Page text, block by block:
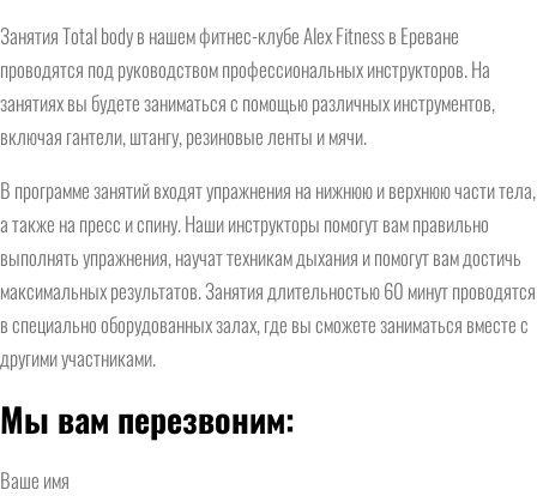
Занятия Total body в нашем фитнес-клубе Alex Fitness в Ереване
проводятся под руководством профессиональных инструкторов. На
занятиях вы будете заниматься с помощью различных инструментов,
включая гантели, штангу, резиновые ленты и мячи.
В программе занятий входят упражнения на нижнюю и верхнюю части тела,
а также на пресс и спину. Наши инструкторы помогут вам правильно
выполнять упражнения, научат техникам дыхания и помогут вам достичь
максимальных результатов. Занятия длительностью 60 минут проводятся
в специально оборудованных залах, где вы сможете заниматься вместе с
другими участниками.
Мы вам перезвоним:
Ваше имя